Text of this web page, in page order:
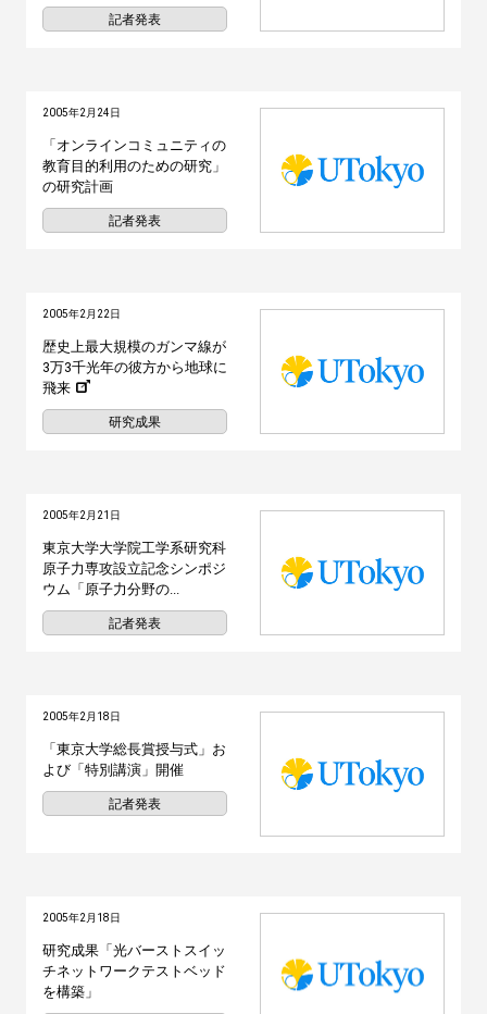
記者発表
2005年2月24日
「オンラインコミュニティの
教育目的利用のための研究」
の研究計画
記者発表
2005年2月22日
歴史上最大規模のガンマ線が
3万3千光年の彼方から地球に
飛来
研究成果
2005年2月21日
東京大学大学院工学系研究科
原子力専攻設立記念シンポジ
ウム「原子力分野の...
記者発表
2005年2月18日
「東京大学総長賞授与式」お
よび「特別講演」開催
記者発表
2005年2月18日
研究成果「光バーストスイッ
チネットワークテストベッド
を構築」